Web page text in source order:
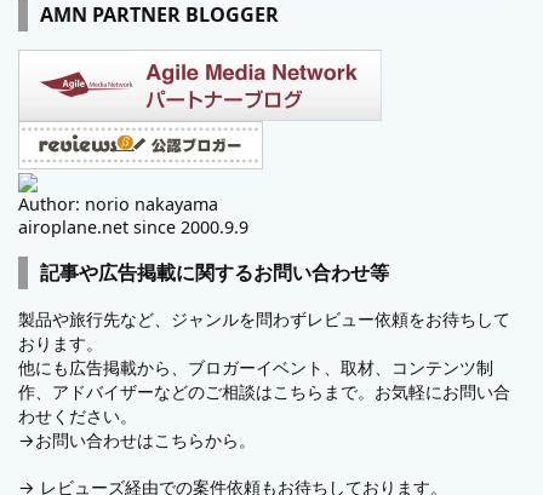
AMN PARTNER BLOGGER
Author: norio nakayama
airoplane.net since 2000.9.9
記事や広告掲載に関するお問い合わせ等
製品や旅行先など、ジャンルを問わずレビュー依頼をお待ちして
おります。
他にも広告掲載から、ブロガーイベント、取材、コンテンツ制
作、アドバイザーなどのご相談はこちらまで。お気軽にお問い合
わせください。
→お問い合わせはこちらから。
→ レビューズ経由での案件依頼もお待ちしております。